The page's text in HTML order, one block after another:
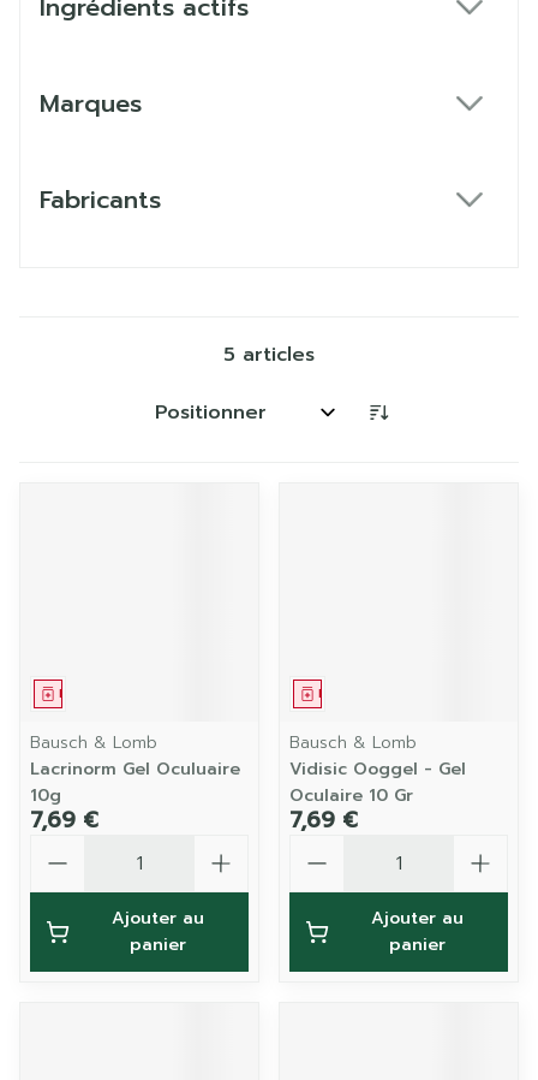
Ingrédients actifs
Marques
Fabricants
5 articles
Trier par:
Médicament
Bausch & Lomb
Lacrinorm Gel Oculuaire
10g
7,69 €
Ajouter au
panier
Médicament
Bausch & Lomb
Vidisic Ooggel - Gel
Oculaire 10 Gr
7,69 €
Ajouter au
panier